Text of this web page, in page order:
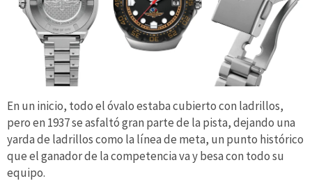
En un inicio, todo el óvalo estaba cubierto con ladrillos,
pero en 1937 se asfaltó gran parte de la pista, dejando una
yarda de ladrillos como la línea de meta, un punto histórico
que el ganador de la competencia va y besa con todo su
equipo.